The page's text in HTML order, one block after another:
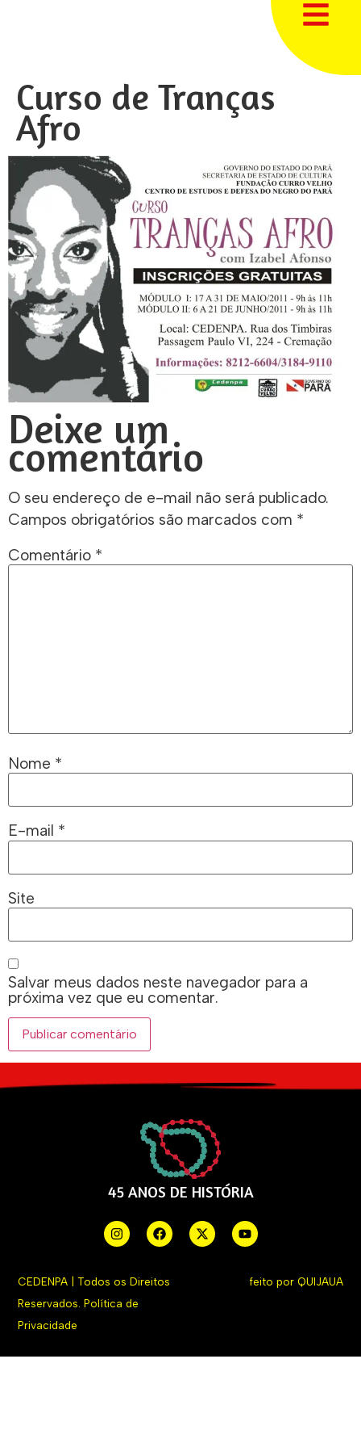
Curso de Tranças
Afro
Deixe um
comentário
O seu endereço de e-mail não será publicado.
Campos obrigatórios são marcados com *
Comentário *
Nome *
E-mail *
Site
Salvar meus dados neste navegador para a
próxima vez que eu comentar.
45 ANOS DE HISTÓRIA
CEDENPA | Todos os Direitos
Reservados.Política de
Privacidade
feito por QUIJAUA